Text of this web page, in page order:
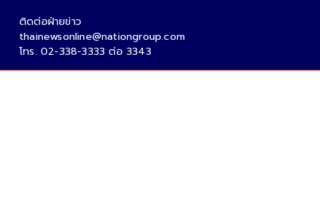
ติดต่อฝ่ายข่าว
thainewsonline@nationgroup.com
โทร. 02-338-3333 ต่อ 3343